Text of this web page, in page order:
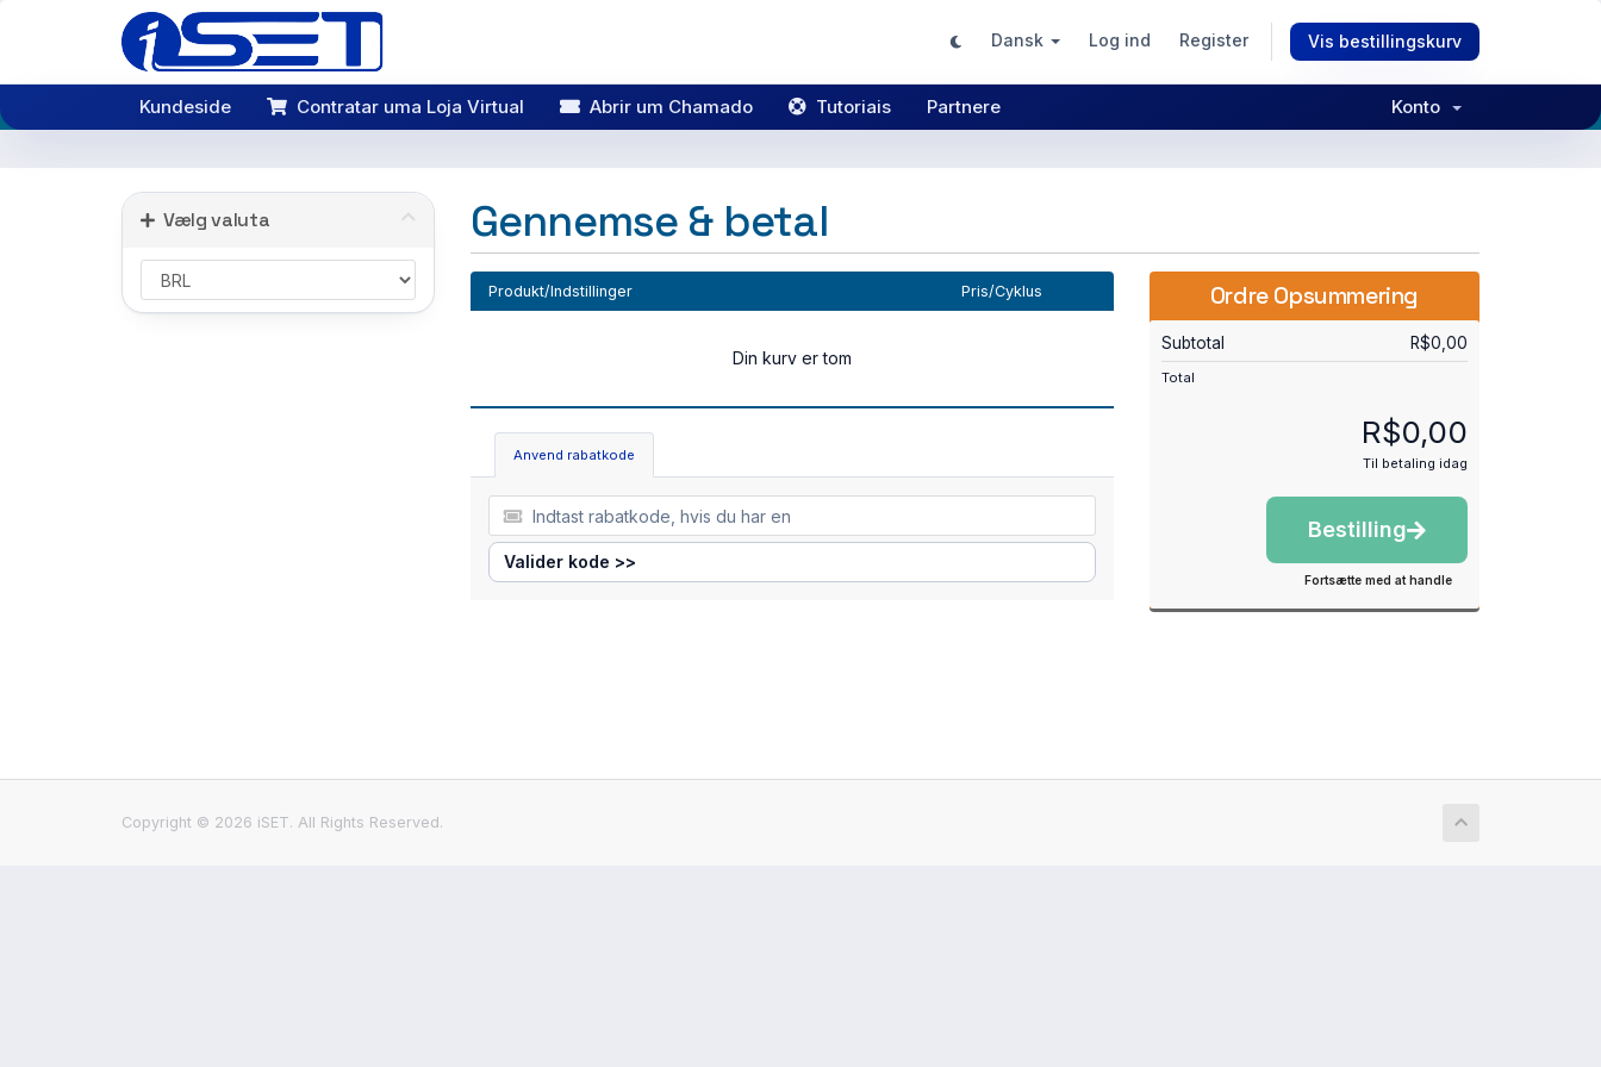
Dansk Log ind Register Vis bestillingskurv
Kundeside Contratar uma Loja Virtual Abrir um Chamado Tutoriais Partnere Konto
Vælg valuta Gennemse & betal
Produkt/Indstillinger Pris/Cyklus
Din kurv er tom
Anvend rabatkode
Valider kode >>
Ordre Opsummering
Subtotal R$0,00
Total
R$0,00
Til betaling idag
Bestilling
Fortsætte med at handle
Copyright © 2026 iSET. All Rights Reserved.